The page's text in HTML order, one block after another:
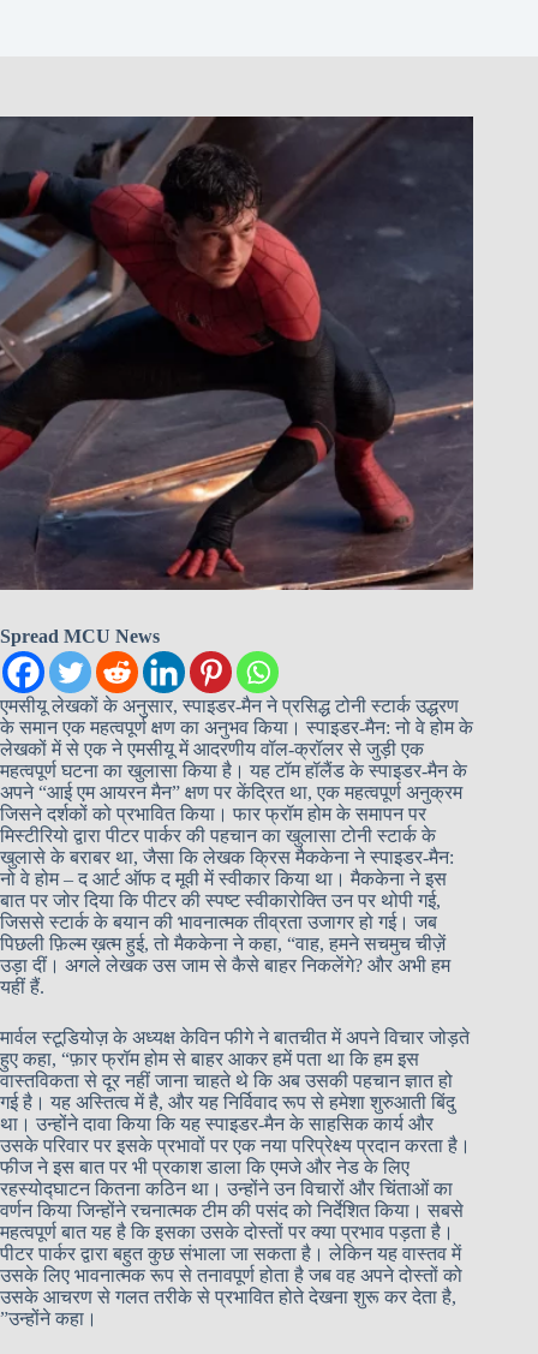
Spread MCU News
एमसीयू लेखकों के अनुसार, स्पाइडर-मैन ने प्रसिद्ध टोनी स्टार्क उद्धरण
के समान एक महत्वपूर्ण क्षण का अनुभव किया। स्पाइडर-मैन: नो वे होम के
लेखकों में से एक ने एमसीयू में आदरणीय वॉल-क्रॉलर से जुड़ी एक
महत्वपूर्ण घटना का खुलासा किया है। यह टॉम हॉलैंड के स्पाइडर-मैन के
अपने “आई एम आयरन मैन” क्षण पर केंद्रित था, एक महत्वपूर्ण अनुक्रम
जिसने दर्शकों को प्रभावित किया। फार फ्रॉम होम के समापन पर
मिस्टीरियो द्वारा पीटर पार्कर की पहचान का खुलासा टोनी स्टार्क के
खुलासे के बराबर था, जैसा कि लेखक क्रिस मैककेना ने स्पाइडर-मैन:
नो वे होम – द आर्ट ऑफ द मूवी में स्वीकार किया था। मैककेना ने इस
बात पर जोर दिया कि पीटर की स्पष्ट स्वीकारोक्ति उन पर थोपी गई,
जिससे स्टार्क के बयान की भावनात्मक तीव्रता उजागर हो गई। जब
पिछली फ़िल्म ख़त्म हुई, तो मैककेना ने कहा, “वाह, हमने सचमुच चीज़ें
उड़ा दीं। अगले लेखक उस जाम से कैसे बाहर निकलेंगे? और अभी हम
यहीं हैं.
मार्वल स्टूडियोज़ के अध्यक्ष केविन फीगे ने बातचीत में अपने विचार जोड़ते
हुए कहा, “फ़ार फ्रॉम होम से बाहर आकर हमें पता था कि हम इस
वास्तविकता से दूर नहीं जाना चाहते थे कि अब उसकी पहचान ज्ञात हो
गई है। यह अस्तित्व में है, और यह निर्विवाद रूप से हमेशा शुरुआती बिंदु
था। उन्होंने दावा किया कि यह स्पाइडर-मैन के साहसिक कार्य और
उसके परिवार पर इसके प्रभावों पर एक नया परिप्रेक्ष्य प्रदान करता है।
फीज ने इस बात पर भी प्रकाश डाला कि एमजे और नेड के लिए
रहस्योद्घाटन कितना कठिन था। उन्होंने उन विचारों और चिंताओं का
वर्णन किया जिन्होंने रचनात्मक टीम की पसंद को निर्देशित किया। सबसे
महत्वपूर्ण बात यह है कि इसका उसके दोस्तों पर क्या प्रभाव पड़ता है।
पीटर पार्कर द्वारा बहुत कुछ संभाला जा सकता है। लेकिन यह वास्तव में
उसके लिए भावनात्मक रूप से तनावपूर्ण होता है जब वह अपने दोस्तों को
उसके आचरण से गलत तरीके से प्रभावित होते देखना शुरू कर देता है,
”उन्होंने कहा।